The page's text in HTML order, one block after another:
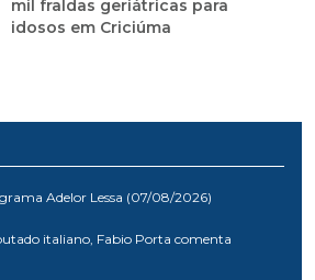
mil fraldas geriátricas para
idosos em Criciúma
Adelor Lessa (07/08/2026)
italiano, Fabio Porta comenta